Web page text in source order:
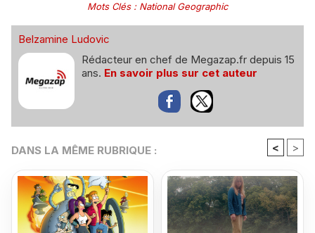
Mots Clés: National Geographic
Belzamine Ludovic
Rédacteur en chef de Megazap.fr depuis 15
ans. En savoir plus sur cet auteur
DANS LA MÊME RUBRIQUE : < >